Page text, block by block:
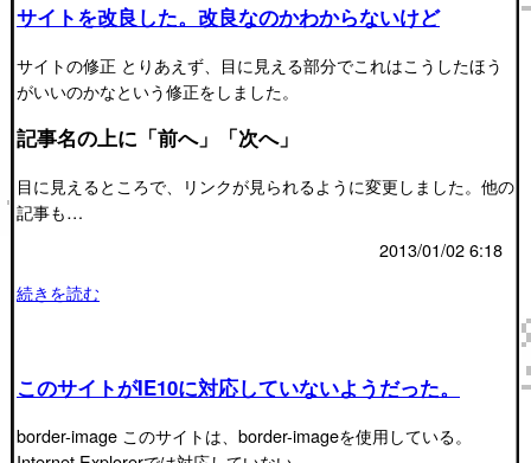
サイトを改良した。改良なのかわからないけど
サイトの修正 とりあえず、目に見える部分でこれはこうしたほう
がいいのかなという修正をしました。
記事名の上に「前へ」「次へ」
目に見えるところで、リンクが見られるように変更しました。他の
記事も…
2013/01/02 6:18
続きを読む
このサイトがIE10に対応していないようだった。
border-image このサイトは、border-imageを使用している。